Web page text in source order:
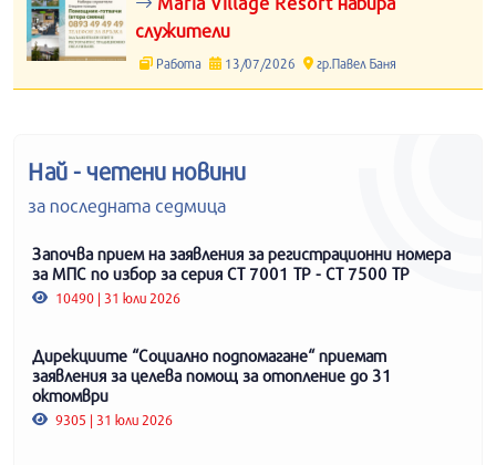
служители
Работа 13/07/2026 гр.Павел Баня
Най - четени новини
за последната седмица
Започва прием на заявления за регистрационни номера
за МПС по избор за серия СТ 7001 ТР - СТ 7500 ТР
10490 | 31 юли 2026
Дирекциите “Социално подпомагане“ приемат
заявления за целева помощ за отопление до 31
октомври
9305 | 31 юли 2026